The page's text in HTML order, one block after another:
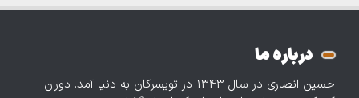
درباره ما
حسین انصاری در سال 1343 در تویسرکان به دنیا آمد. دوران